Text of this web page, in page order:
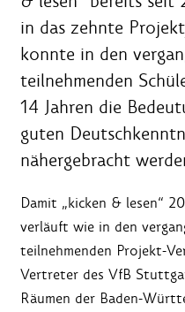
in das zehnte
konnte in den
teilnehmenden
14 Jahren die
guten
nähergebracht
Damit „kicken & lesen“
verläuft wie in den
teilnehmenden Projekt-
Vertreter des VfB
Räumen der Baden-